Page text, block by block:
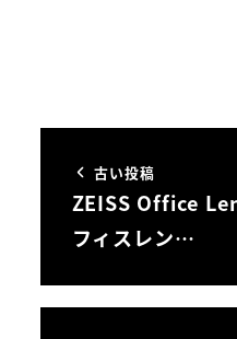
古い投稿
ZEISS Office
フィスレン…